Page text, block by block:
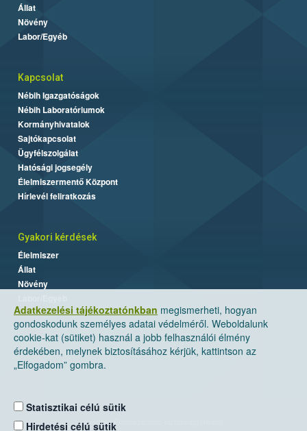
Adatkezelési tájékoztatónkban megismerheti, hogyan
gondoskodunk személyes adatai védelméről. Weboldalunk
cookie-kat (sütiket) használ a jobb felhasználói élmény
érdekében, melynek biztosításához kérjük, kattintson az
„Elfogadom” gombra.
Statisztikai célú sütik
Hirdetési célú sütik
Állat
Növény
Labor/Egyéb
Kapcsolat
Nébih Igazgatóságok
Nébih Laboratóriumok
Kormányhivatalok
Sajtókapcsolat
Ügyfélszolgálat
Hatósági jogsegély
Élelmiszermentő Központ
Hírlevél feliratkozás
Gyakori kérdések
Élelmiszer
Állat
Növény
Nemzeti Élelmiszerlánc-biztonsági Hivatal